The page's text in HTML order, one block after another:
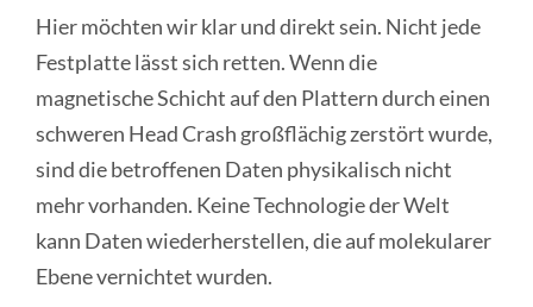
Hier möchten wir klar und direkt sein. Nicht jede
Festplatte lässt sich retten. Wenn die
magnetische Schicht auf den Plattern durch einen
schweren Head Crash großflächig zerstört wurde,
sind die betroffenen Daten physikalisch nicht
mehr vorhanden. Keine Technologie der Welt
kann Daten wiederherstellen, die auf molekularer
Ebene vernichtet wurden.